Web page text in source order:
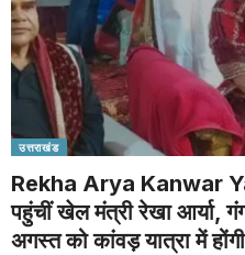
उत्तराखंड
Rekha Arya Kanwar
पहुंचीं खेल मंत्री रेखा आर्या,
अगस्त को कांवड़ यात्रा में